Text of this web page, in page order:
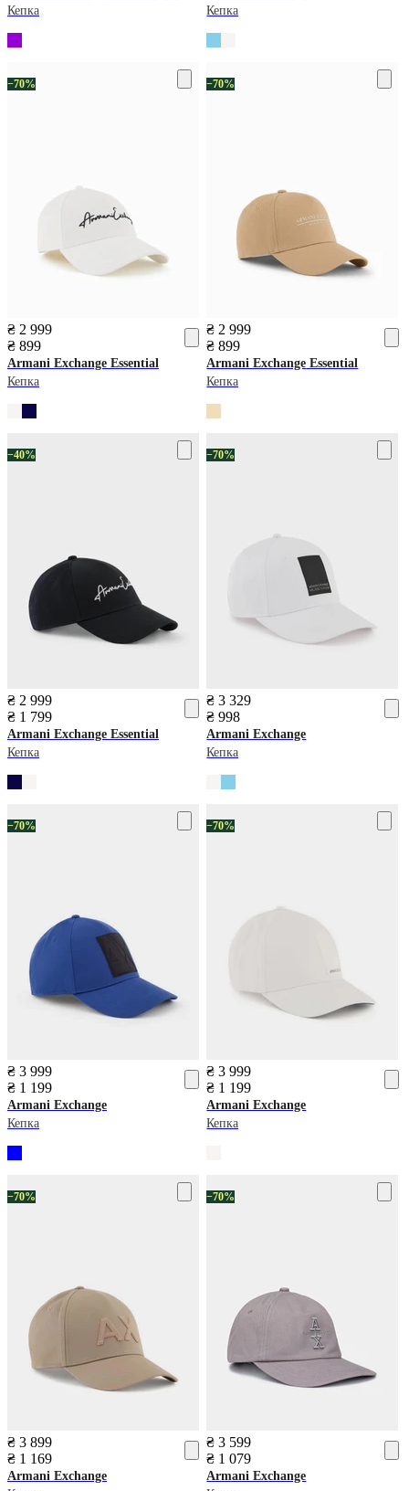
Кепка
Кепка
−70%
₴ 2 999
₴ 899
Armani Exchange Essential
Кепка
−70%
₴ 2 999
₴ 899
Armani Exchange Essential
Кепка
−40%
₴ 2 999
₴ 1 799
Armani Exchange Essential
Кепка
−70%
₴ 3 329
₴ 998
Armani Exchange
Кепка
−70%
₴ 3 999
₴ 1 199
Armani Exchange
Кепка
−70%
₴ 3 999
₴ 1 199
Armani Exchange
Кепка
−70%
₴ 3 899
₴ 1 169
Armani Exchange
−70%
₴ 3 599
₴ 1 079
Armani Exchange